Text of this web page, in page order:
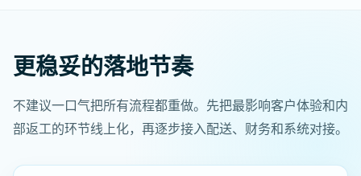
更稳妥的落地节奏
不建议一口气把所有流程都重做。先把最影响客户体验和内
部返工的环节线上化，再逐步接入配送、财务和系统对接。